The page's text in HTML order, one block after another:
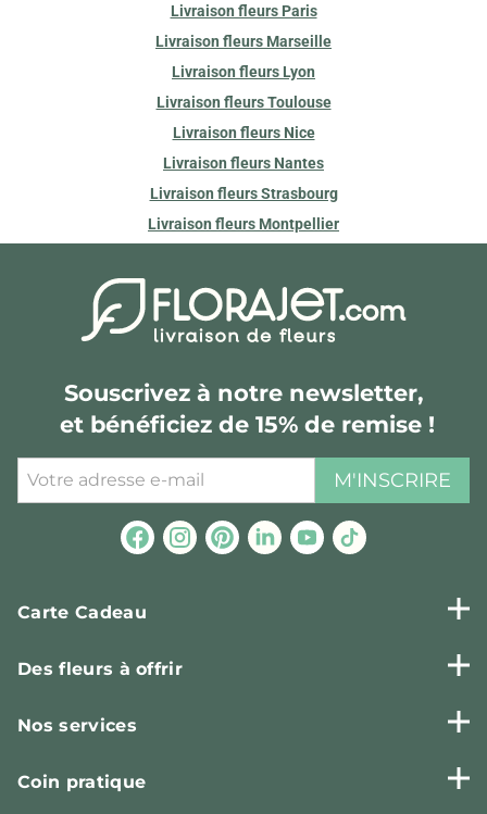
Livraison fleurs Paris
Livraison fleurs Marseille
Livraison fleurs Lyon
Livraison fleurs Toulouse
Livraison fleurs Nice
Livraison fleurs Nantes
Livraison fleurs Strasbourg
Livraison fleurs Montpellier
Souscrivez à notre newsletter,
et bénéficiez de 15% de remise !
M'INSCRIRE
Carte Cadeau
Des fleurs à offrir
Nos services
Coin pratique